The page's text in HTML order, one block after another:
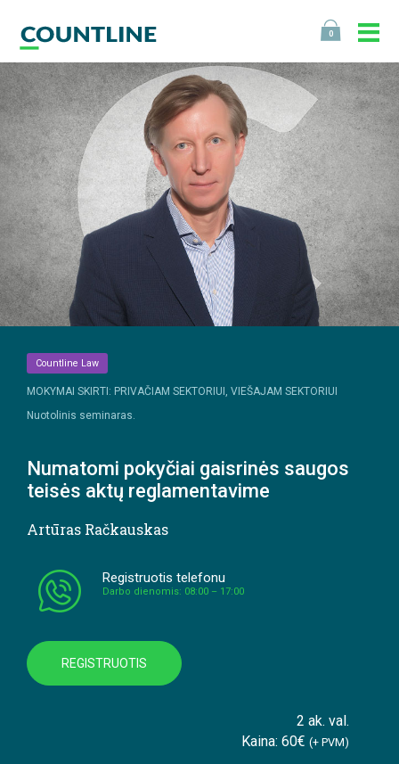
0
Countline Law
MOKYMAI SKIRTI: PRIVAČIAM SEKTORIUI, VIEŠAJAM SEKTORIUI
Nuotolinis seminaras.
Numatomi pokyčiai gaisrinės saugos
teisės aktų reglamentavime
Artūras Račkauskas
Registruotis telefonu
Darbo dienomis: 08:00 – 17:00
REGISTRUOTIS
2 ak. val.
Kaina: 60€ (+ PVM)